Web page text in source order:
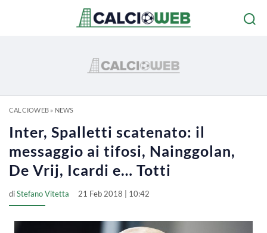
CALCIOWEB» NEWS
Inter, Spalletti scatenato: il
messaggio ai tifosi, Nainggolan,
De Vrij, Icardi e… Totti
diStefano Vitetta 21 Feb 2018 | 10:42